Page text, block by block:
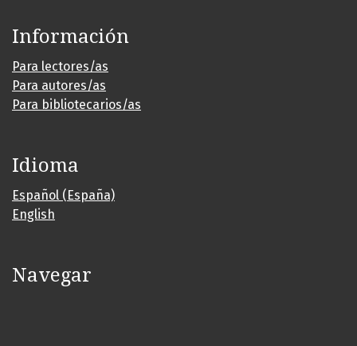
Información
Para lectores/as
Para autores/as
Para bibliotecarios/as
Idioma
Español (España)
English
Navegar